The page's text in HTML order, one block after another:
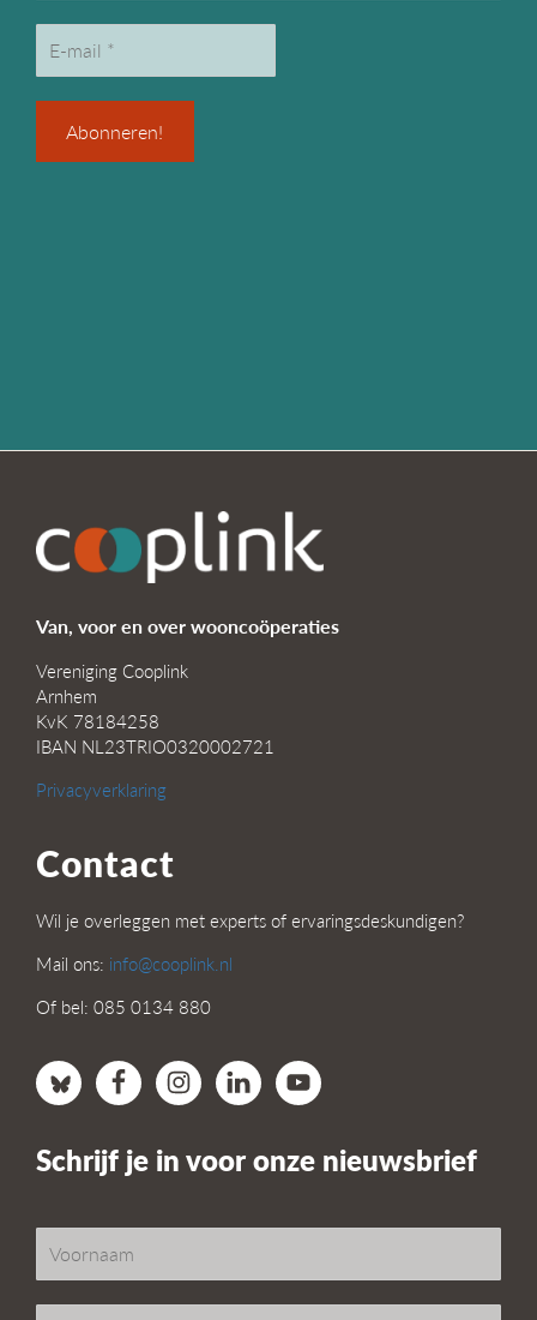
Van, voor en over wooncoöperaties
Vereniging Cooplink
Arnhem
KvK 78184258
IBAN NL23TRIO0320002721
Privacyverklaring
Contact
Wil je overleggen met experts of ervaringsdeskundigen?
Mail ons: info@cooplink.nl
Of bel: 085 0134 880
Schrijf je in voor onze nieuwsbrief